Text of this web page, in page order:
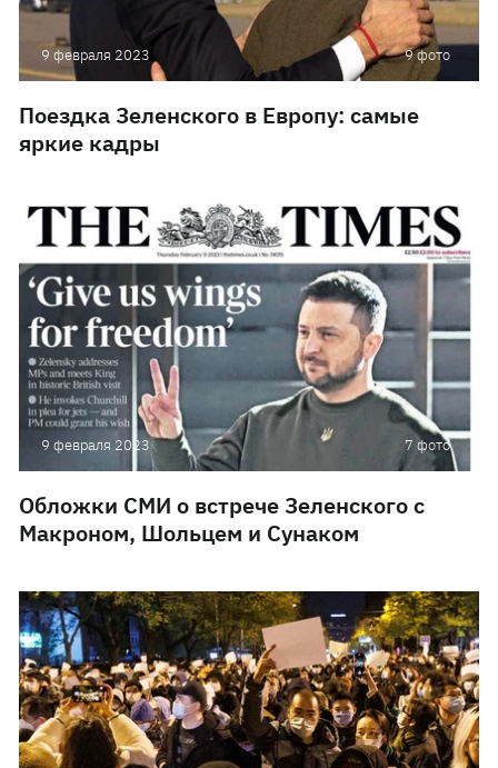
9 февраля 2023 9 фото
Поездка Зеленского в Европу: самые
яркие кадры
9 февраля 2023 7 фото
Обложки СМИ о встрече Зеленского с
Макроном, Шольцем и Сунаком